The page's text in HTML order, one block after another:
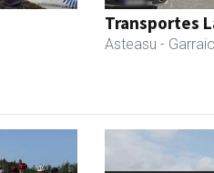
Transportes
Asteasu -